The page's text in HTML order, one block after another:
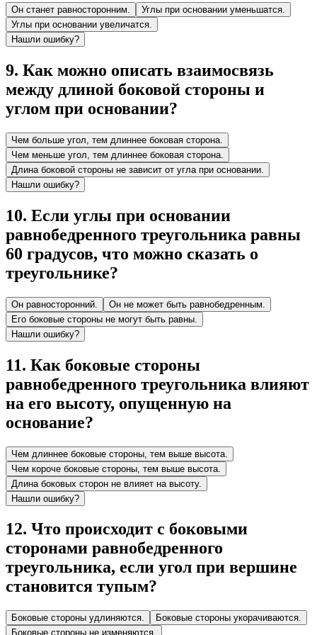
Он станет равносторонним.
Углы при основании уменьшатся.
Углы при основании увеличатся.
Нашли ошибку?
9. Как можно описать взаимосвязь
между длиной боковой стороны и
углом при основании?
Чем больше угол, тем длиннее боковая сторона.
Чем меньше угол, тем длиннее боковая сторона.
Длина боковой стороны не зависит от угла при основании.
Нашли ошибку?
10. Если углы при основании
равнобедренного треугольника равны
60 градусов, что можно сказать о
треугольнике?
Он равносторонний.
Он не может быть равнобедренным.
Его боковые стороны не могут быть равны.
Нашли ошибку?
11. Как боковые стороны
равнобедренного треугольника влияют
на его высоту, опущенную на
основание?
Чем длиннее боковые стороны, тем выше высота.
Чем короче боковые стороны, тем выше высота.
Длина боковых сторон не влияет на высоту.
Нашли ошибку?
12. Что происходит с боковыми
сторонами равнобедренного
треугольника, если угол при вершине
становится тупым?
Боковые стороны удлиняются.
Боковые стороны укорачиваются.
Боковые стороны не изменяются.